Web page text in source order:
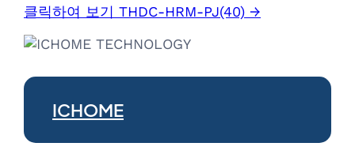
클릭하여 보기 THDC-HRM-PJ(40) →
ICHOME